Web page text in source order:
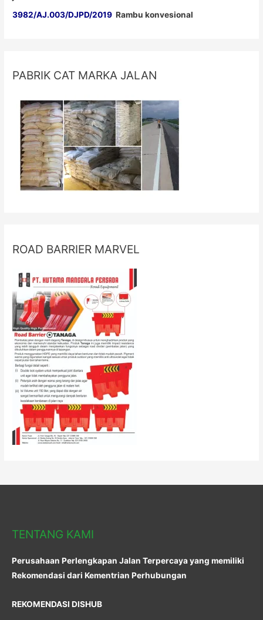
3982/AJ.003/DJPD/2019 Rambu konvesional
PABRIK CAT MARKA JALAN
ROAD BARRIER MARVEL
TENTANG KAMI
Perusahaan Perlengkapan Jalan Terpercaya yang memiliki
Rekomendasi dari Kementrian Perhubungan
REKOMENDASI DISHUB